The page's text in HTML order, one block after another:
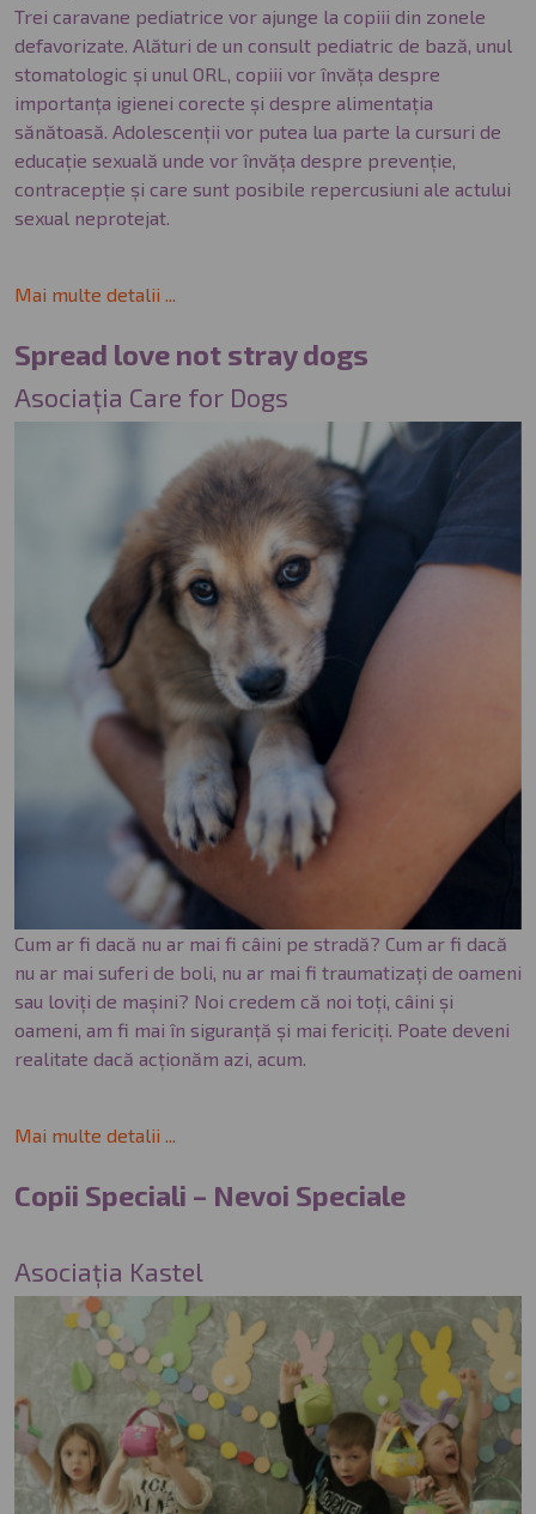
Trei caravane pediatrice vor ajunge la copiii din zonele
defavorizate. Alături de un consult pediatric de bază, unul
stomatologic și unul ORL, copiii vor învăța despre
importanța igienei corecte și despre alimentația
sănătoasă. Adolescenții vor putea lua parte la cursuri de
educație sexuală unde vor învăța despre prevenție,
contracepție și care sunt posibile repercusiuni ale actului
sexual neprotejat.
Mai multe detalii ...
Spread love not stray dogs
Asociația Care for Dogs
Cum ar fi dacă nu ar mai fi câini pe stradă? Cum ar fi dacă
nu ar mai suferi de boli, nu ar mai fi traumatizați de oameni
sau loviți de mașini? Noi credem că noi toți, câini și
oameni, am fi mai în siguranță și mai fericiți. Poate deveni
realitate dacă acționăm azi, acum.
Mai multe detalii ...
Copii Speciali – Nevoi Speciale
Asociația Kastel